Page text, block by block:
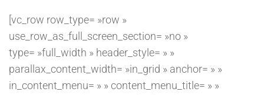
[vc_row row_type= »row »
use_row_as_full_screen_section= »no »
type= »full_width » header_style= » »
parallax_content_width= »in_grid » anchor= » »
in_content_menu= » » content_menu_title= » »